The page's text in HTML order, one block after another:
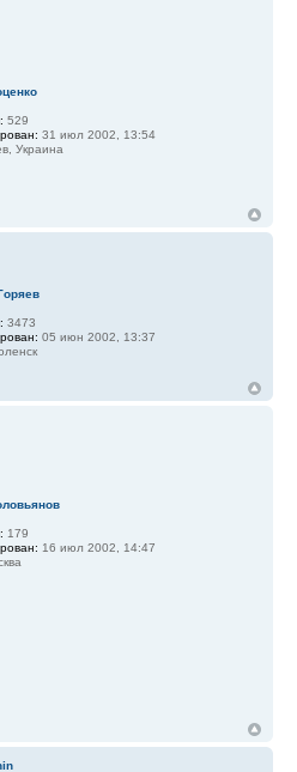
529
31 июл 2002, 13:54
Украина
3473
05 июн 2002, 13:37
179
16 июл 2002, 14:47